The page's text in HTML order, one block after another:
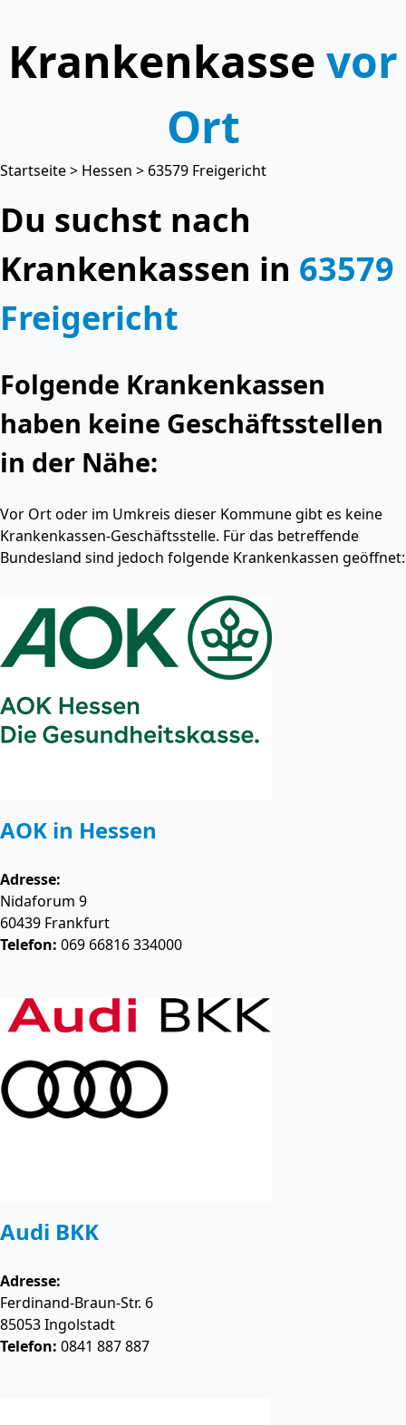
Krankenkasse vor
Ort
Startseite> Hessen > 63579 Freigericht
Du suchst nach
Krankenkassen in 63579
Freigericht
Folgende Krankenkassen
haben keine Geschäftsstellen
in der Nähe:
Vor Ort oder im Umkreis dieser Kommune gibt es keine
Krankenkassen-Geschäftsstelle. Für das betreffende
Bundesland sind jedoch folgende Krankenkassen geöffnet:
AOK in Hessen
Adresse:
Nidaforum 9
60439 Frankfurt
Telefon: 069 66816 334000
Audi BKK
Adresse:
Ferdinand-Braun-Str. 6
85053Ingolstadt
Telefon: 0841 887 887